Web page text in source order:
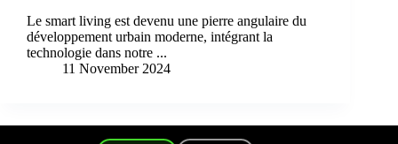
Le smart living est devenu une pierre angulaire du
développement urbain moderne, intégrant la
technologie dans notre ...
11 November 2024